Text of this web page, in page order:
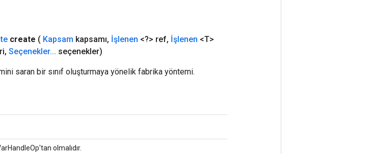
create ( Kapsam kapsamı, İşlenen <?> ref, İşlenen <T>
, Seçenekler... seçenekler)
saran bir sınıf oluşturmaya yönelik fabrika yöntemi.
olmalıdır.